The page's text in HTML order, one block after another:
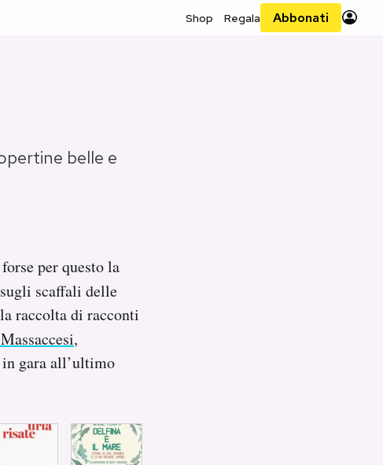
Shop Regala Abbonati
belle e
per questo la
sugli scaffali delle
raccolta di racconti
,
gara all’ultimo